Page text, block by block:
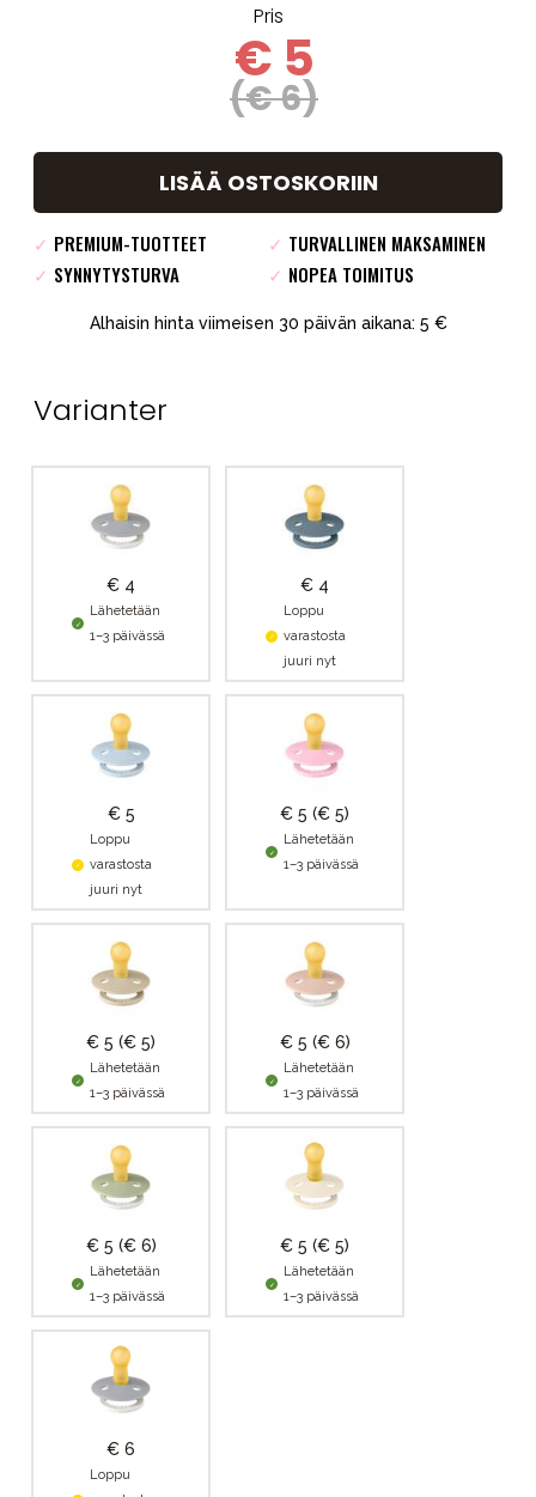
Pris
€ 5
(€ 6)
LISÄÄ OSTOSKORIIN
✓ PREMIUM-TUOTTEET ✓ TURVALLINEN MAKSAMINEN
✓ SYNNYTYSTURVA ✓ NOPEA TOIMITUS
Alhaisin hinta viimeisen 30 päivän aikana: 5 €
Varianter
€ 4
Lähetetään
1–3 päivässä
€ 4
Loppu
varastosta
juuri nyt
€ 5
Loppu
varastosta
juuri nyt
€ 5 (€ 5)
Lähetetään
1–3 päivässä
€ 5 (€ 5)
Lähetetään
1–3 päivässä
€ 5 (€ 6)
Lähetetään
1–3 päivässä
€ 5 (€ 6)
Lähetetään
1–3 päivässä
€ 5 (€ 5)
Lähetetään
1–3 päivässä
€ 6
Loppu